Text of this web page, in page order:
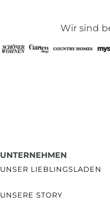
Wir sind
UNTERNEHMEN
UNSER LIEBLINGSLADEN
UNSERE STORY